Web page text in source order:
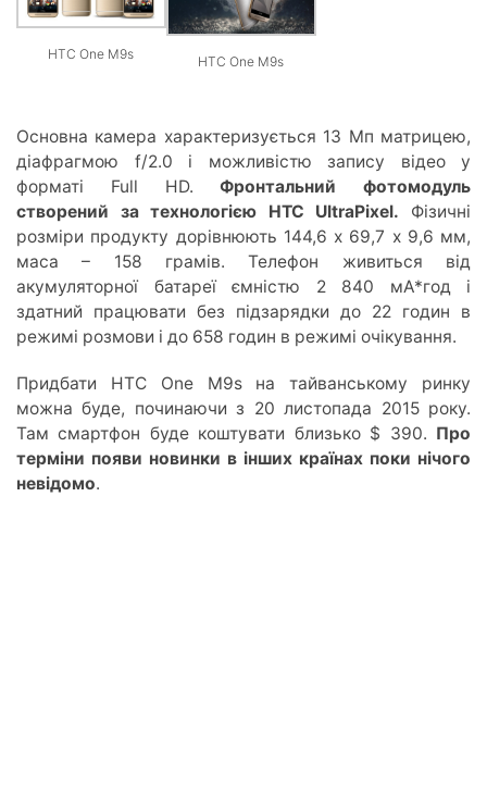
HTC One M9s
HTC One M9s
Основна камера характеризується 13 Мп матрицею,
діафрагмою f/2.0 і можливістю запису відео у
форматі Full HD.Фронтальний фотомодуль
створений за технологією HTC UltraPixel. Фізичні
розміри продукту дорівнюють 144,6 х 69,7 х 9,6 мм,
маса – 158 грамів. Телефон живиться від
акумуляторної батареї ємністю 2 840 мА*год і
здатний працювати без підзарядки до 22 годин в
режимі розмови і до 658 годин в режимі очікування.
Придбати HTC One M9s на тайванському ринку
можна буде, починаючи з 20 листопада 2015 року.
Там смартфон буде коштувати близько $ 390. Про
терміни появи новинки в інших країнах поки нічого
невідомо.